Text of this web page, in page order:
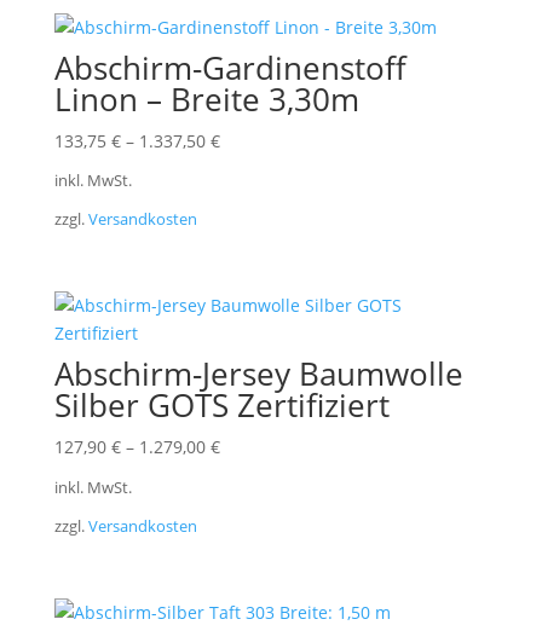
Abschirm-Gardinenstoff
Linon – Breite 3,30m
133,75 €– 1.337,50 €
inkl. MwSt.
zzgl.Versandkosten
Abschirm-Jersey Baumwolle
Silber GOTS Zertifiziert
127,90 €– 1.279,00 €
inkl. MwSt.
zzgl.Versandkosten